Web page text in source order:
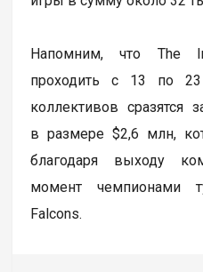
Напомним, что The
проходить с 13 по
коллективов
в размере $2,6 млн,
благодаря выходу
момент чемпионами
Falcons.